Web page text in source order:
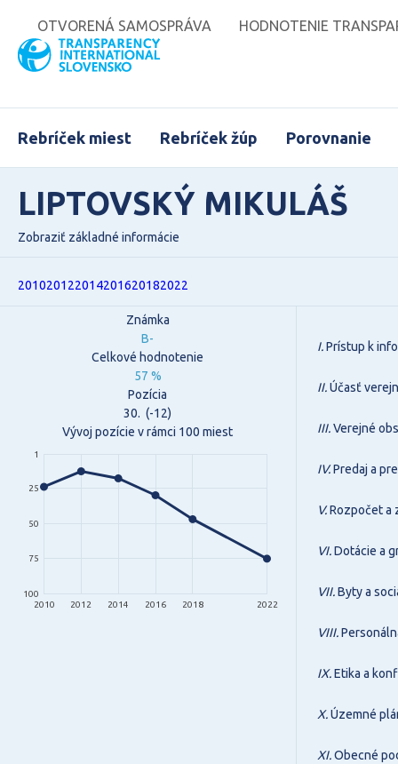
OTVORENÁ SAMOSPRÁVA HODNOTENIE
Rebríček miest Rebríček žúp Porovnanie
LIPTOVSKÝ MIKULÁŠ
Zobraziť základné informácie
201020122014201620182022
Známka
B-
Celkové hodnotenie
57 %
Pozícia
30. (-12)
Vývoj pozície v rámci 100 miest
2010 2012 2014 2016 2018 2022
1
25
50
75
100
I.Prístup k
II.Účasť
III.Verejné
IV.Predaj a
V.Rozpočet a
VI.Dotácie a
VII.Byty a
VIII.
IX.Etika a
X.Územné
XI.Obecné